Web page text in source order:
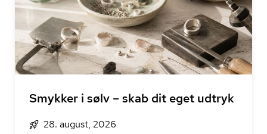
Smykker i sølv – skab dit eget udtryk
28. august, 2026